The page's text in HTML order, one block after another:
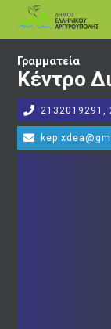
Γραμματεία
Κέντρο
2132019291,